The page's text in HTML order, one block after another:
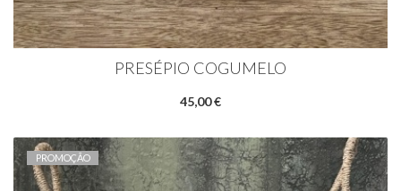
PRESÉPIO COGUMELO
45,00 €
PROMOÇÃO